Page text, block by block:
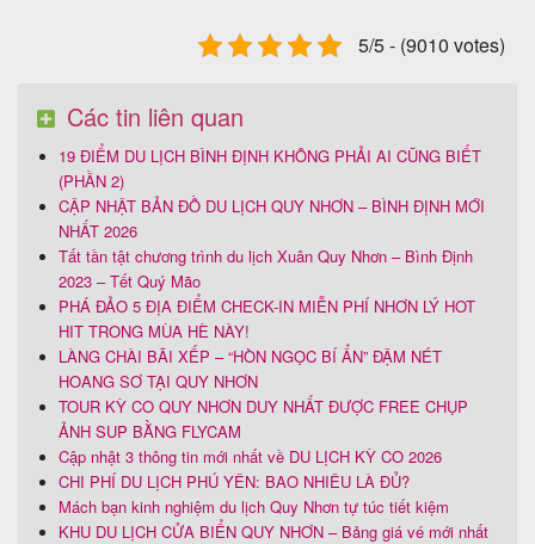
5/5 - (9010 votes)
Các tin liên quan
19 ĐIỂM DU LỊCH BÌNH ĐỊNH KHÔNG PHẢI AI CŨNG BIẾT
(PHẦN 2)
CẬP NHẬT BẢN ĐỒ DU LỊCH QUY NHƠN – BÌNH ĐỊNH MỚI
NHẤT 2026
Tất tần tật chương trình du lịch Xuân Quy Nhơn – Bình Định
2023 – Tết Quý Mão
PHÁ ĐẢO 5 ĐỊA ĐIỂM CHECK-IN MIỄN PHÍ NHƠN LÝ HOT
HIT TRONG MÙA HÈ NÀY!
LÀNG CHÀI BÃI XẾP – “HÒN NGỌC BÍ ẨN” ĐẬM NÉT
HOANG SƠ TẠI QUY NHƠN
TOUR KỲ CO QUY NHƠN DUY NHẤT ĐƯỢC FREE CHỤP
ẢNH SUP BẰNG FLYCAM
Cập nhật 3 thông tin mới nhất về DU LỊCH KỲ CO 2026
CHI PHÍ DU LỊCH PHÚ YÊN: BAO NHIÊU LÀ ĐỦ?
Mách bạn kinh nghiệm du lịch Quy Nhơn tự túc tiết kiệm
KHU DU LỊCH CỬA BIỂN QUY NHƠN – Bảng giá vé mới nhất